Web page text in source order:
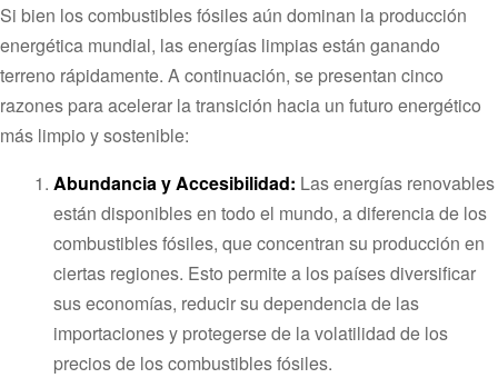
Si bien los combustibles fósiles aún dominan la producción
energética mundial, las energías limpias están ganando
terreno rápidamente. A continuación, se presentan cinco
razones para acelerar la transición hacia un futuro energético
más limpio y sostenible:
Abundancia y Accesibilidad: Las energías renovables
están disponibles en todo el mundo, a diferencia de los
combustibles fósiles, que concentran su producción en
ciertas regiones. Esto permite a los países diversificar
sus economías, reducir su dependencia de las
importaciones y protegerse de la volatilidad de los
precios de los combustibles fósiles.